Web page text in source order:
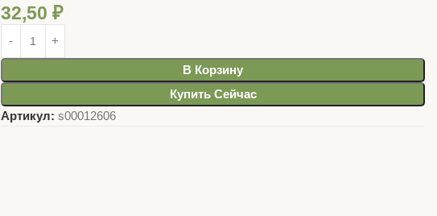
32,50₽
В Корзину
Купить Сейчас
Артикул:s00012606